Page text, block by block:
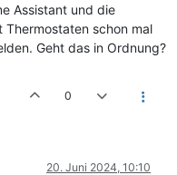
Assistant und die
Thermostaten schon mal
Geht das in Ordnung?
0
20. Juni 2024, 10:10